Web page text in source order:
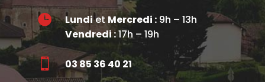
 Lundiet Mercredi :9h – 13h
Vendredi :17h – 19h
 03 85 36 40 21